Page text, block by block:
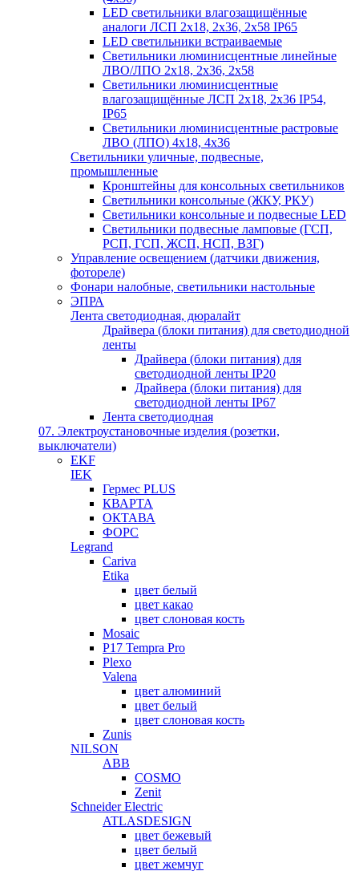
LED светильники влагозащищённые
аналоги ЛСП 2х18, 2х36, 2х58 IP65
LED светильники встраиваемые
Светильники люминисцентные линейные
ЛВО/ЛПО 2х18, 2х36, 2х58
Светильники люминисцентные
влагозащищённые ЛСП 2х18, 2х36 IP54,
IP65
Светильники люминисцентные растровые
ЛВО (ЛПО) 4х18, 4х36
Светильники уличные, подвесные,
промышленные
Кронштейны для консольных светильников
Светильники консольные (ЖКУ, РКУ)
Светильники консольные и подвесные LED
Светильники подвесные ламповые (ГСП,
РСП, ГСП, ЖСП, НСП, ВЗГ)
Управление освещением (датчики движения,
фотореле)
Фонари налобные, светильники настольные
ЭПРА
Лента светодиодная, дюралайт
Драйвера (блоки питания) для светодиодной
ленты
Драйвера (блоки питания) для
светодиодной ленты IP20
Драйвера (блоки питания) для
светодиодной ленты IP67
Лента светодиодная
07. Электроустановочные изделия (розетки,
выключатели)
EKF
IEK
Гермес PLUS
КВАРТА
ОКТАВА
ФОРС
Legrand
Cariva
Etika
цвет белый
цвет какао
цвет слоновая кость
Mosaic
P17 Tempra Pro
Plexo
Valena
цвет алюминий
цвет белый
цвет слоновая кость
Zunis
NILSON
ABB
COSMO
Zenit
Schneider Electric
ATLASDESIGN
цвет бежевый
цвет белый
цвет жемчуг